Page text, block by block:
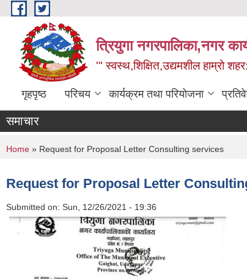
Skip to main content
त्रियुगा नगरपालिका,नगर
'" स्वस्थ,शिक्षित,उद्यमशील हाम्रो
गृहपृष्ठ परिचय कार्यक्रम तथा परियोजना
समाचार
You are here
Home » Request for Proposal Letter Consulting services
Request for Proposal Letter
Submitted on: Sun, 12/26/2021 - 19:36